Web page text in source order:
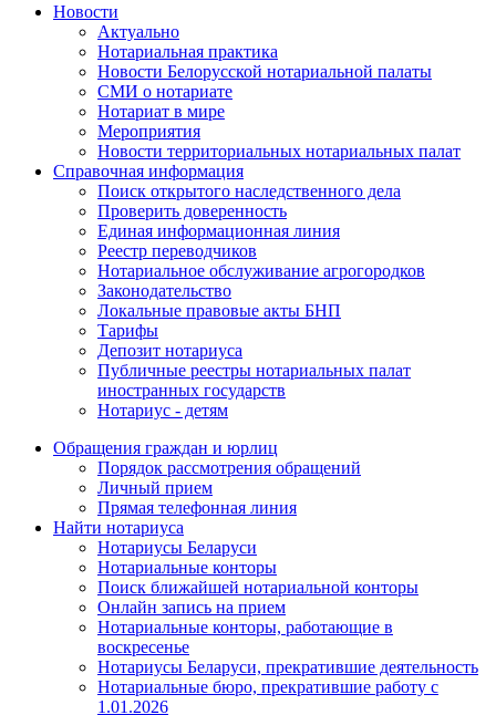
Новости
Актуально
Нотариальная практика
Новости Белорусской нотариальной палаты
СМИ о нотариате
Нотариат в мире
Мероприятия
Новости территориальных нотариальных палат
Справочная информация
Поиск открытого наследственного дела
Проверить доверенность
Единая информационная линия
Реестр переводчиков
Нотариальное обслуживание агрогородков
Законодательство
Локальные правовые акты БНП
Тарифы
Депозит нотариуса
Публичные реестры нотариальных палат
иностранных государств
Нотариус - детям
Обращения граждан и юрлиц
Порядок рассмотрения обращений
Личный прием
Прямая телефонная линия
Найти нотариуса
Нотариусы Беларуси
Нотариальные конторы
Поиск ближайшей нотариальной конторы
Онлайн запись на прием
Нотариальные конторы, работающие в
воскресенье
Нотариусы Беларуси, прекратившие деятельность
Нотариальные бюро, прекратившие работу с
1.01.2026